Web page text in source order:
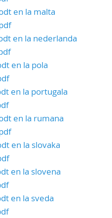
en la malta
en la nederlanda
en la pola
en la portugala
en la rumana
en la slovaka
en la slovena
en la sveda